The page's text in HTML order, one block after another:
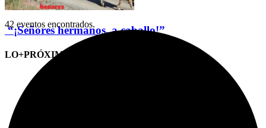
“¡Señores hermanos, a caballo!”
LO+PRÓXIMO (CITAS)
42 eventos encontrados.